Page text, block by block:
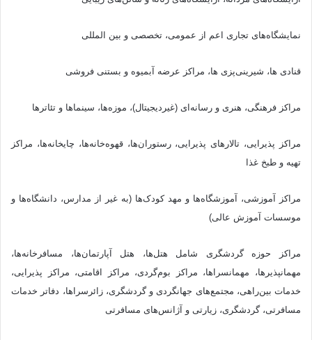
نمایشگاه‌های تجاری اعم از عمومی، تخصصی و بین المللی
قنادی ها، شیرینی‌پزی ها، مراکز عرضه آبمیوه و بستنی فروشی
مراکز فرهنگی، هنری و رسانه‌ای (غیردیجیتال)، موزه‌ها، سینماها و تئاترها
مراکز پذیرایی، تالارهای پذیرایی، رستوران‌ها، قهوه‌خانه‌ها، چایخانه‌ها، مراکز
تهیه و طبخ غذا
مراکز آموزشی، آموزشگاه‌ها و مهد کودک‌ها (به غیر از مدارس، دانشگاه‌ها و
موسسات آموزش عالی)
مراکز حوزه گردشگری شامل هتل‌ها، هتل آپارتمان‌ها، مسافرخانه‌ها،
مهمانپذیرها، مهمانسراها، مراکز بوم‌گردی، مراکز اقامتی، مراکز پذیرایی،
خدمات بین‌راهی، مجتمع‌های جهانگردی و گردشگری، زائرسراها، دفاتر خدمات
مسافرتی، گردشگری، زیارتی و آژانس‌های مسافرتی